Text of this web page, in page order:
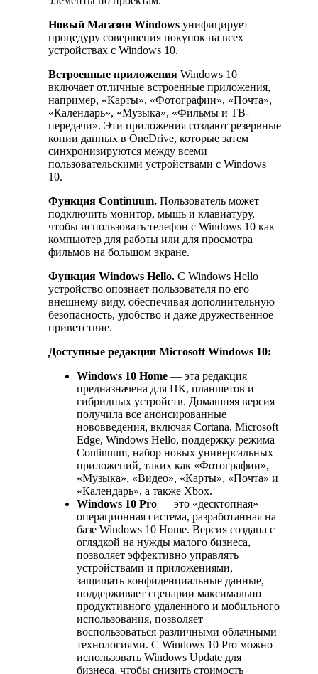
Новый Магазин Windows унифицирует
процедуру совершения покупок на всех
устройствах с Windows 10.
Встроенные приложения Windows 10
включает отличные встроенные приложения,
например, «Карты», «Фотографии», «Почта»,
«Календарь», «Музыка», «Фильмы и ТВ-
передачи». Эти приложения создают резервные
копии данных в OneDrive, которые затем
синхронизируются между всеми
пользовательскими устройствами с Windows
10.
Функция Continuum. Пользователь может
подключить монитор, мышь и клавиатуру,
чтобы использовать телефон с Windows 10 как
компьютер для работы или для просмотра
фильмов на большом экране.
Функция Windows Hello. С Windows Hello
устройство опознает пользователя по его
внешнему виду, обеспечивая дополнительную
безопасность, удобство и даже дружественное
приветствие.
Доступные редакции Microsoft Windows 10:
Windows 10 Home — эта редакция
предназначена для ПК, планшетов и
гибридных устройств. Домашняя версия
получила все анонсированные
нововведения, включая Cortana, Microsoft
Edge, Windows Hello, поддержку режима
Continuum, набор новых универсальных
приложений, таких как «Фотографии»,
«Музыка», «Видео», «Карты», «Почта» и
«Календарь», а также Xbox.
Windows 10 Pro — это «десктопная»
операционная система, разработанная на
базе Windows 10 Home. Версия создана с
оглядкой на нужды малого бизнеса,
позволяет эффективно управлять
устройствами и приложениями,
защищать конфиденциальные данные,
поддерживает сценарии максимально
продуктивного удаленного и мобильного
использования, позволяет
воспользоваться различными облачными
технологиями. С Windows 10 Pro можно
использовать Windows Update для
бизнеса, чтобы снизить стоимость